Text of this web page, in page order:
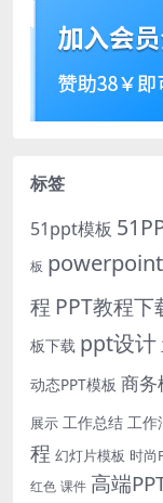
标签
51ppt模板
板 powerpoint
程 PPT教程下
板下载 ppt设计
动态PPT模板 商务
展示 工作总结 工作
程 幻灯片模板 时尚
红色 课件 高端